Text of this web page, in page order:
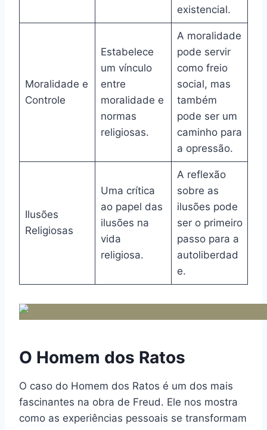
existencial.
Moralidade e
Controle
Estabelece
um vínculo
entre
moralidade e
normas
religiosas.
A moralidade
pode servir
como freio
social, mas
também
pode ser um
caminho para
a opressão.
Ilusões
Religiosas
Uma crítica
ao papel das
ilusões na
vida
religiosa.
A reflexão
sobre as
ilusões pode
ser o primeiro
passo para a
autoliberdad
e.
O Homem dos Ratos
O caso do Homem dos Ratos é um dos mais
fascinantes na obra de Freud. Ele nos mostra
como as experiências pessoais se transformam